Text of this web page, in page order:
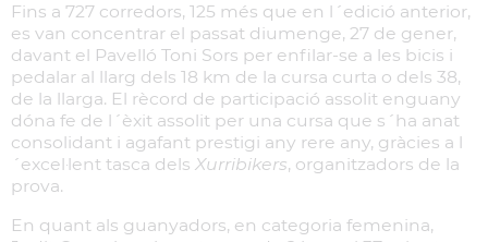
Fins a 727 corredors, 125 més que en l´edició anterior,
es van concentrar el passat diumenge, 27 de gener,
davant el Pavelló Toni Sors per enfilar-se a les bicis i
pedalar al llarg dels 18 km de la cursa curta o dels 38,
de la llarga. El rècord de participació assolit enguany
dóna fe de l´èxit assolit per una cursa que s´ha anat
consolidant i agafant prestigi any rere any, gràcies a l
´excel·lent tasca dels Xurribikers, organitzadors de la
prova.
En quant als guanyadors, en categoria femenina,